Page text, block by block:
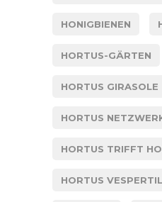
HONIGBIENEN
HORTUS-GÄRTEN
HORTUS GIRASOLE
HORTUS
HORTUS TRIFFT
HORTUS